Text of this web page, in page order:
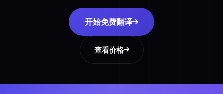
开始免费翻译
查看价格